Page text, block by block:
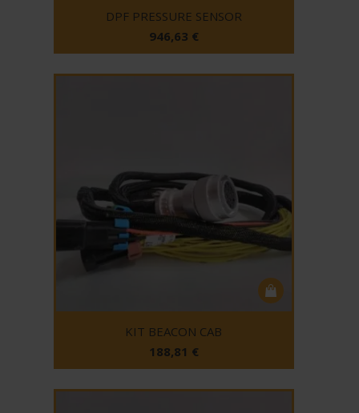
DPF PRESSURE SENSOR
946,63 €
KIT BEACON CAB
188,81 €